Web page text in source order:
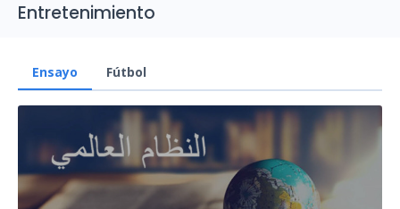
Entretenimiento
Ensayo Fútbol